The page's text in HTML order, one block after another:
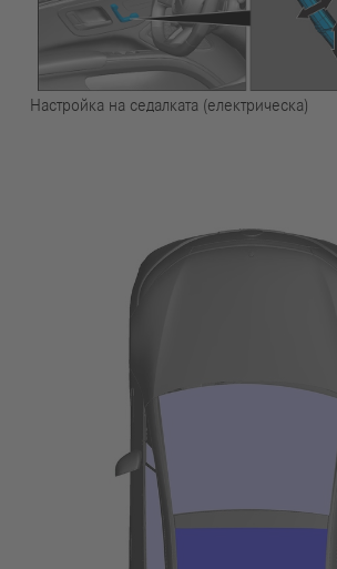
Настройка на седалката (електрическа)